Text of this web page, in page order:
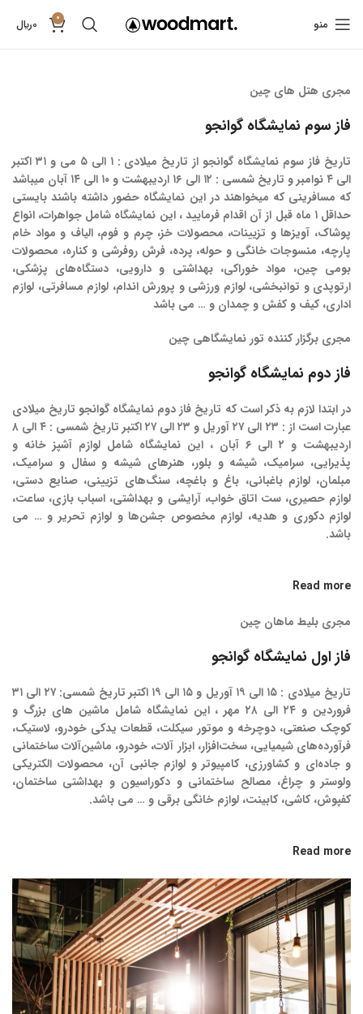
منو 0
0﷼
مجری هتل های چین
فاز سوم نمایشگاه گوانجو
تاریخ فاز سوم نمایشگاه گوانجو از تاریخ میلادی : ۱ الی ۵ می و ۳۱ اکتبر
الی ۴ نوامبر و تاریخ شمسی : ۱۲ الی ۱۶ اردیبهشت و ۱۰ الی ۱۴ آبان میباشد
که مسافرینی که میخواهند در این نمایشگاه حضور داشته باشند بایستی
حداقل ۱ ماه قبل از آن اقدام فرمایید ، این نمایشگاه شامل جواهرات، انواع
پوشاک، آویزها و تزیینات، محصولات خز، چرم و فوم، الیاف و مواد خام
پارچه، منسوجات خانگی و حوله، پرده، فرش روفرشی و کناره، محصولات
بومی چین، مواد خوراکی، بهداشتی و دارویی، دستگاه‌های پزشکی،
ارتوپدی و توانبخشی، لوازم ورزشی و پرورش اندام، لوازم مسافرتی، لوازم
اداری، کیف و کفش و چمدان و … می باشد
مجری برگزار کننده تور نمایشگاهی چین
فاز دوم نمایشگاه گوانجو
در ابتدا لازم به ذکر است که تاریخ فاز دوم نمایشگاه گوانجو تاریخ میلادی
عبارت است از : ۲۳ الی ۲۷ آوریل و ۲۳ الی ۲۷ اکتبر تاریخ شمسی : ۴ الی ۸
اردیبهشت و ۲ الی ۶ آبان ، این نمایشگاه شامل لوازم آشپز خانه و
پذیرایی، سرامیک، شیشه و بلور، هنرهای شیشه و سفال و سرامیک،
مبلمان، لوازم باغبانی، باغ و باغچه، سنگ‌های تزیینی، صنایع دستی،
لوازم حصیری، ست اتاق خواب، آرایشی و بهداشتی، اسباب بازی، ساعت،
لوازم دکوری و هدیه، لوازم مخصوص جشن‌ها و لوازم تحریر و … می
باشد.
Read more
مجری بلیط ماهان چین
فاز اول نمایشگاه گوانجو
تاریخ میلادی : ۱۵ الی ۱۹ آوریل و ۱۵ الی ۱۹ اکتبر تاریخ شمسی: ۲۷ الی ۳۱
فروردین و ۲۴ الی ۲۸ مهر ، این نمایشگاه شامل ماشین‌ های بزرگ و
کوچک صنعتی، دوچرخه و موتور سیکلت، قطعات یدکی خودرو، لاستیک،
فرآورده‌های شیمیایی، سخت‌افزار، ابزار آلات، خودرو، ماشین‌آلات ساختمانی
و جاده‌ای و کشاورزی، کامپیوتر و لوازم جانبی آن، محصولات الکتریکی
ولوستر و چراغ، مصالح ساختمانی و دکوراسیون و بهداشتی ساختمان،
کفپوش، کاشی، کابینت، لوازم خانگی برقی و … می باشد.
Read more